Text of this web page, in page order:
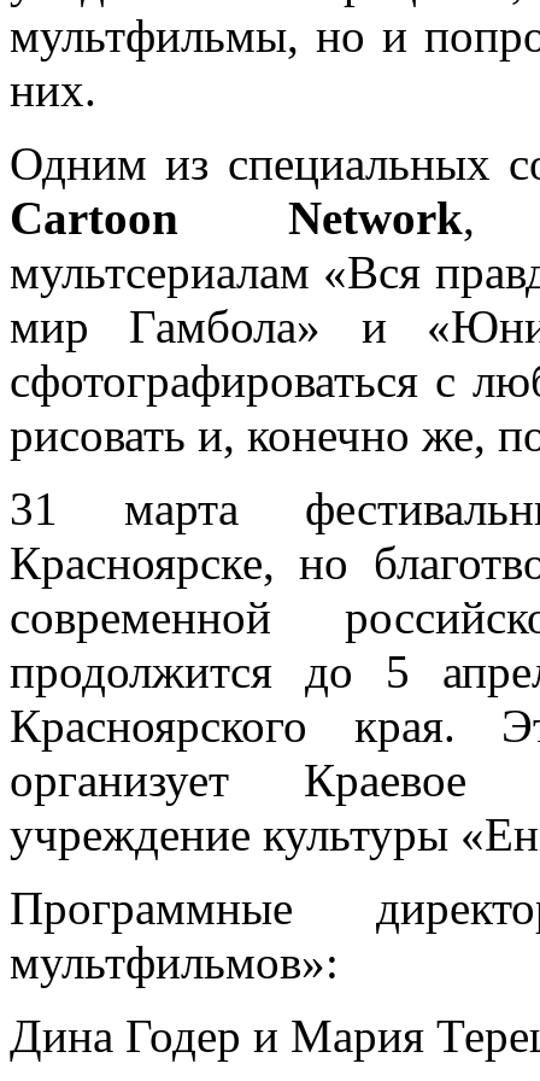
мультфильмы, но и
них.
Одним из специальных
Cartoon Network,
мультсериалам «Вся
мир Гамбола» и
сфотографироваться с
рисовать и, конечно же,
31 марта
Красноярске, но
современной
продолжится до 5
Красноярского
организует Краевое
учреждение культуры
Программные
мультфильмов»:
Дина Годер и Мария